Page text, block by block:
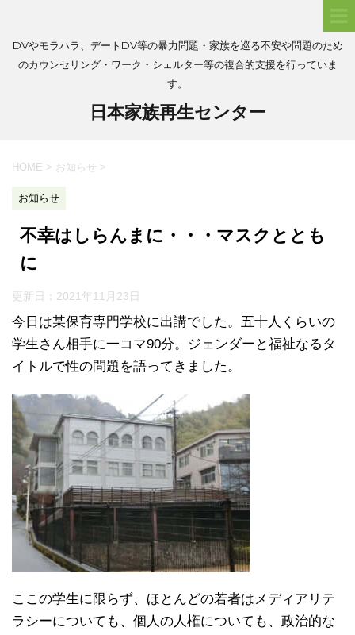
DVやモラハラ、デートDV等の暴力問題・家族を巡る不安や問題のため
のカウンセリング・ワーク・シェルター等の複合的支援を行っていま
す。
日本家族再生センター
HOME > お知らせ >
お知らせ
不幸はしらんまに・・・マスクととも
に
更新日： 2021年11月23日
今日は某保育専門学校に出講でした。五十人くらいの
学生さん相手に一コマ90分。ジェンダーと福祉なるタ
イトルで性の問題を語ってきました。
ここの学生に限らず、ほとんどの若者はメディアリテ
ラシーについても、個人の人権についても、政治的な